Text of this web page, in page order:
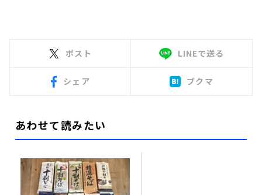
ポスト LINEで送る
シェア ブクマ
あわせて読みたい